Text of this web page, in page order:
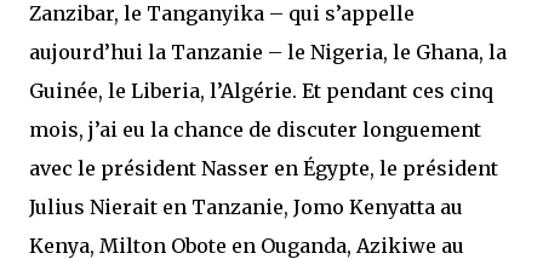
Zanzibar, le Tanganyika – qui s’appelle
aujourd’hui la Tanzanie – le Nigeria, le Ghana, la
Guinée, le Liberia, l’Algérie. Et pendant ces cinq
mois, j’ai eu la chance de discuter longuement
avec le président Nasser en Égypte, le président
Julius Nierait en Tanzanie, Jomo Kenyatta au
Kenya, Milton Obote en Ouganda, Azikiwe au